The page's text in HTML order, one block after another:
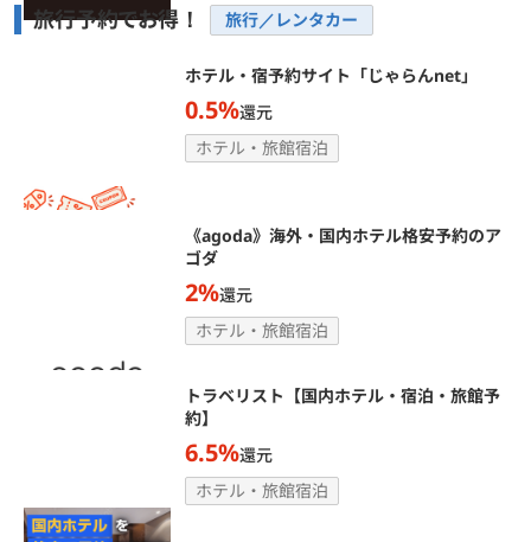
旅行予約でお得！ 旅行／レンタカー
ホテル・宿予約サイト「じゃらんnet」
0.5%還元
ホテル・旅館宿泊
《agoda》海外・国内ホテル格安予約のア
ゴダ
2%還元
ホテル・旅館宿泊
トラベリスト【国内ホテル・宿泊・旅館予
約】
6.5%還元
ホテル・旅館宿泊